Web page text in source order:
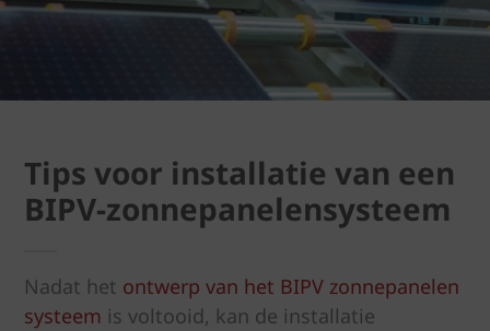
Tips voor installatie van een
BIPV-zonnepanelensysteem
Nadat het ontwerp van het BIPV zonnepanelen
systeem is voltooid, kan de installatie